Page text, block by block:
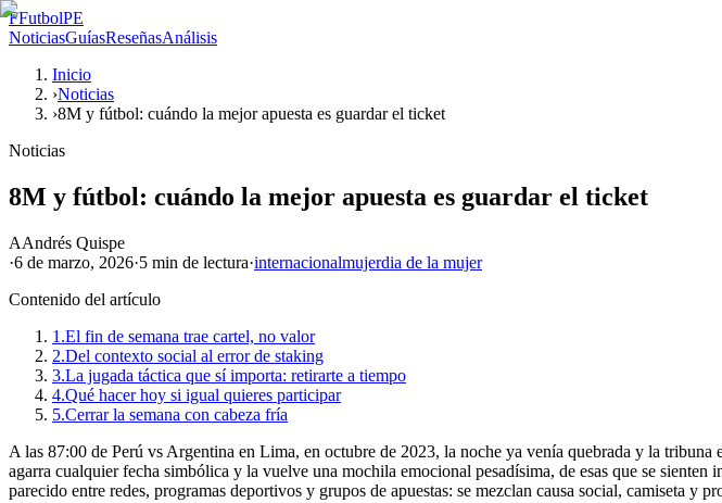
FFutbolPE
NoticiasGuíasReseñasAnálisis
Inicio
›Noticias
›8M y fútbol: cuándo la mejor apuesta es guardar el ticket
Noticias
8M y fútbol: cuándo la mejor apuesta es guardar el ticket
AAndrés Quispe
·6 de marzo, 2026·5 min de lectura·internacionalmujerdia de la mujer
Contenido del artículo
1.El fin de semana trae cartel, no valor
2.Del contexto social al error de staking
3.La jugada táctica que sí importa: retirarte a tiempo
4.Qué hacer hoy si igual quieres participar
5.Cerrar la semana con cabeza fría
A las 87:00 de Perú vs Argentina en Lima, en octubre de 2023, la noche ya venía quebrada y la
agarra cualquier fecha simbólica y la vuelve una mochila emocional pesadísima, de esas que se
parecido entre redes, programas deportivos y grupos de apuestas: se mezclan causa social, camiseta y